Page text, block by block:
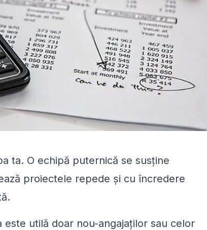
ta. O echipă puternică se susține
proiectele repede și cu încredere
utilă doar nou-angajaților sau celor